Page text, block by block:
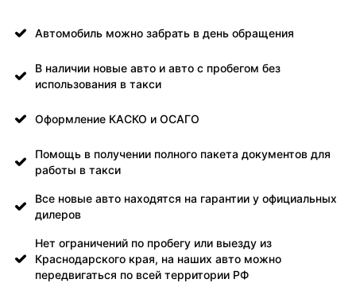
Автомобиль можно забрать в день обращения
В наличии новые авто и авто с пробегом без
использования в такси
Оформление КАСКО и ОСАГО
Помощь в получении полного пакета документов для
работы в такси
Все новые авто находятся на гарантии у официальных
дилеров
Нет ограничений по пробегу или выезду из
Краснодарского края, на наших авто можно
передвигаться по всей территории РФ